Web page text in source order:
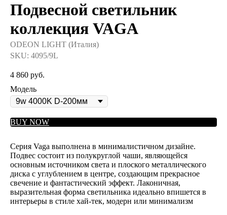
Подвесной светильник
коллекция VAGA
ODEON LIGHT (Италия)
SKU: 4095/9L
4 860 руб.
Модель
BUY NOW
Серия Vaga выполнена в минималистичном дизайне.
Подвес состоит из полукруглой чаши, являющейся
основным источником света и плоского металлического
диска с углублением в центре, создающим прекрасное
свечение и фантастический эффект. Лаконичная,
выразительная форма светильника идеально впишется в
интерьеры в стиле хай-тек, модерн или минимализм